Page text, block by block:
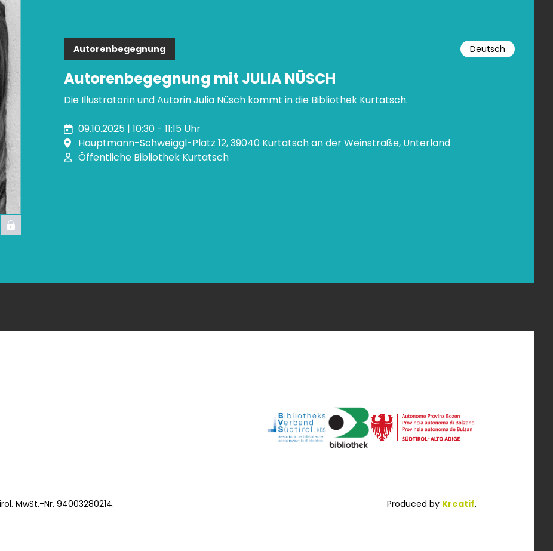
Autorenbegegnung Deutsch
Autorenbegegnung mit JULIA NÜSCH
Die Illustratorin und Autorin Julia Nüsch kommt in die Bibliothek Kurtatsch.
09.10.2025 | 10:30 - 11:15 Uhr
Hauptmann-Schweiggl-Platz 12, 39040 Kurtatsch an der Weinstraße, Unterland
Öffentliche Bibliothek Kurtatsch
MwSt.-Nr. 94003280214. Produced by Kreatif.